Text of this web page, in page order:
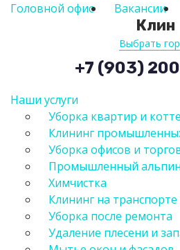
Головной офис
Вакансии
Клин
Выбрать
+7 (903)
Наши услуги
Уборка квартир и
Клининг
Уборка офисов и
Промышленный
Химчистка
Клининг на
Уборка после ремонта
Удаление плесени и